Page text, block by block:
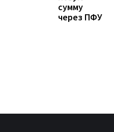
сумму
через ПФУ